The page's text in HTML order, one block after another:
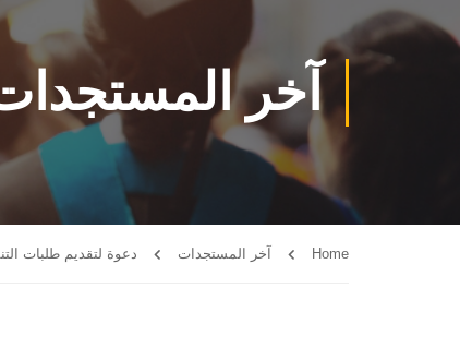
آخر
Home آخر المستجدات دعوة لتقديم طلبات